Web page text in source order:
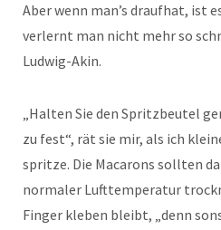
Aber wenn man’s draufhat, ist
verlernt man nicht mehr so
Ludwig-Akin.
„Halten Sie den Spritzbeutel
zu fest“, rät sie mir, als ich
spritze. Die Macarons sollten
normaler Lufttemperatur
Finger kleben bleibt, „denn